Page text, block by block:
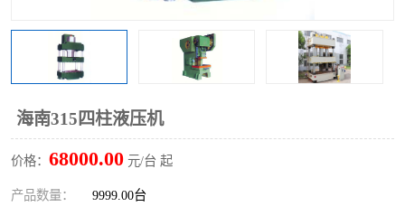
海南315四柱液压机
价格： 68000.00 元/台 起
产品数量： 9999.00台